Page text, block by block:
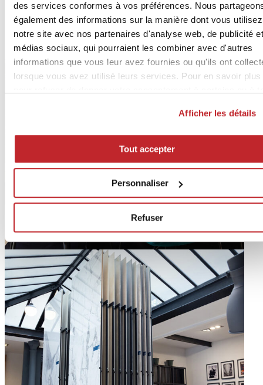
des services conformes à vos préférences. Nous
également des informations sur la manière dont vous utilisez
notre site avec nos partenaires d'analyse web, de publicité
médias sociaux, qui pourraient les combiner avec d'autres
informations que vous leur avez fournies ou qu'ils ont
lorsque vous avez utilisé leurs services. Pour en savoir plus
cliquez sur « Tout accepter ». Si vous ne voulez pas de
Afficher les détails
Tout accepter
Personnaliser
Refuser